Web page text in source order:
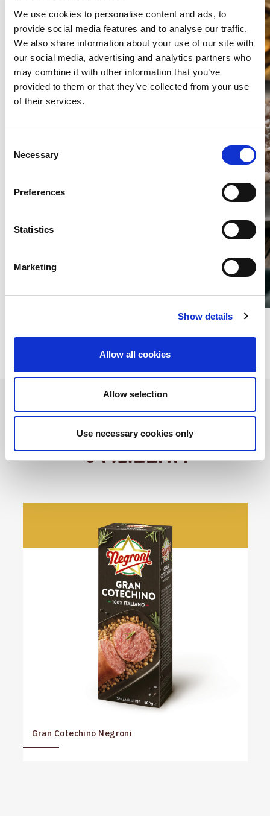
We use cookies to personalise content and ads, to
provide social media features and to analyse our traffic.
We also share information about your use of our site with
our social media, advertising and analytics partners who
may combine it with other information that you’ve
provided to them or that they’ve collected from your use
of their services.
Selection
Necessary
Preferences
Statistics
Marketing
Show details
Allow all cookies
Allow selection
Use necessary cookies only
Ravioloni ripieni di cotechino e lenticchie
Prodotti
Utilizzati
Gran Cotechino Negroni